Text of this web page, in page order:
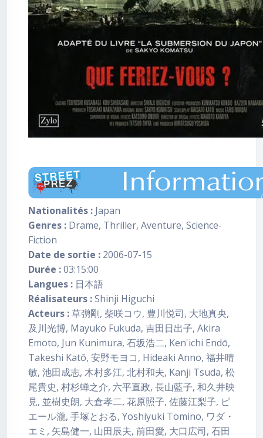
Nationalités : Japan
Genres : Drame, Thriller, Aventure, Science-
Fiction
Date de sortie : 2006-07-15
Durée :03:15:00
Langues : 日本語
Réalisateurs :Shinji Higuchi
Acteurs :草彅剛, 柴咲コウ, 豊川悦司, 大地真央,
及川光博, Mayuko Fukuda, 吉田日出子, Akira
Emoto, Jun Kunimura, 石坂浩二, Ken'ichi Endō,
Takeshi Katō, 安野モヨコ, Hideaki Anno, 福井晴
敏, 池田成志, 木村多江, 北村和夫, Kanji Tsuda, 松
尾貴史, 村杉蝉之介, 六平直政, 長山藍子, 和久井映
見, 並樹史朗, 大倉孝二, 花原照子, 佐藤江梨子, ピ
エール瀧, 手塚とおる, Yoshiyuki Tomino, ワダ・
エミ, 矢島健一, 山田辰夫, 前田愛, 大口広司, 石田